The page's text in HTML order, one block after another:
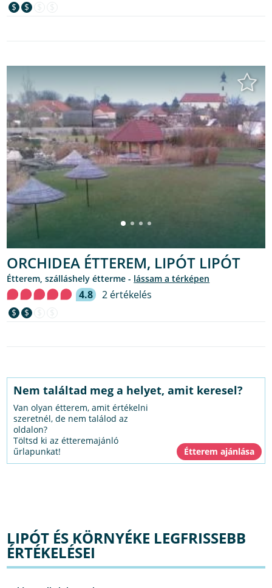
$ $
ORCHIDEA ÉTTEREM, LIPÓT LIPÓT
étterem, szálláshely étterme - lássam a térképen
4.8 2 értékelés
$ $
Nem találtad meg a helyet, amit keresel?
Van olyan étterem, amit értékelni
szeretnél, de nem találod az
oldalon?
Töltsd ki az étteremajánló
űrlapunkat!
LIPÓT ÉS KÖRNYÉKE LEGFRISSEBB
ÉRTÉKELÉSEI